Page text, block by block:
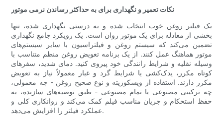
نکات تعمیر و نگهداری برای به حداکثر رساندن نرمی موتور
یک فیلتر روغن خوب انتخاب شده و به درستی نگهداری شده، تنها
بخشی از معادله برای یک موتور روان است. یک رویکرد جامع نگهداری
تضمین می‌کند که سیستم روغن و فیلتراسیون با سایر سیستم‌های
موتور هماهنگ عمل کنند. از یک برنامه تعویض روغن منظم متناسب با
وسیله نقلیه و شرایط رانندگی خود پیروی کنید. دمای شدید، سفرهای
کوتاه مکرر، یدک‌کشی یا شرایط گرد و غبار معمولاً نیاز به تعویض
مکرر دارند. استفاده از ویسکوزیته و نوع صحیح روغن - چه معمولی،
چه ترکیبی مصنوعی یا تمام مصنوعی - طبق توصیه‌های سازنده، به
حفظ استحکام و جریان مناسب فیلم کمک می‌کند و روانکاری کلی و
عملکرد فیلتر را افزایش می‌دهد.